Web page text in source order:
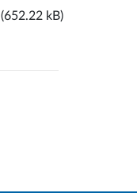
(652.22 kB)